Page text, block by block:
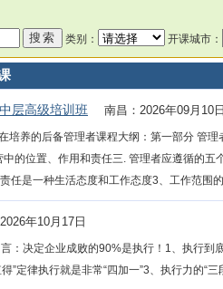
类别： 开课城市：
层高级培训班 南昌：2026年09月10日
培养的后备管理者课程大纲：第一部分 管
的位置、作用和责任三. 管理者应遵循的
任是一种生活态度和工作态度3、工作范围
年10月17日
：决定企业成败的90%是执行！1、执行到
”定律执行就是非常“四加一”3、执行力的“